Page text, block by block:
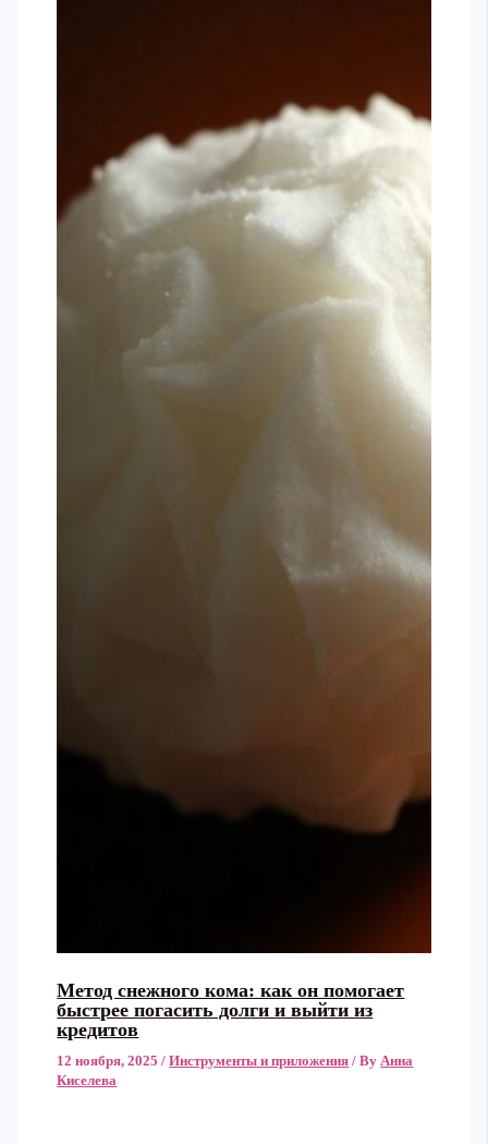
Метод снежного кома: как он помогает
быстрее погасить долги и выйти из
кредитов
12 ноября, 2025/Инструменты и приложения / By Анна
Киселева